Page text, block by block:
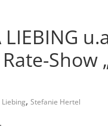
LIEBING
Show
, Stefanie Hertel